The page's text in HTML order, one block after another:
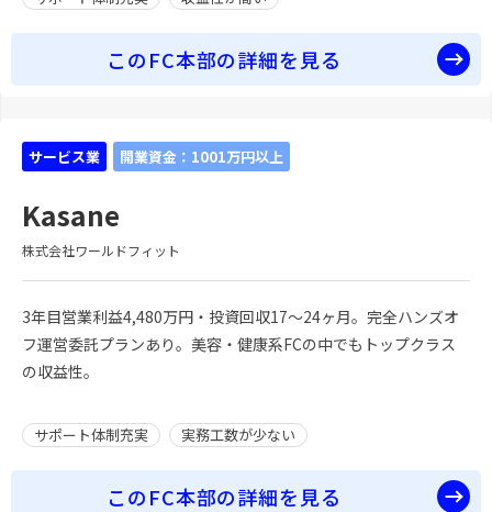
このFC本部の詳細を見る
サービス業 開業資金：1001万円以上
Kasane
株式会社ワールドフィット
3年目営業利益4,480万円・投資回収17〜24ヶ月。完全ハンズオ
フ運営委託プランあり。美容・健康系FCの中でもトップクラス
の収益性。
サポート体制充実 実務工数が少ない
このFC本部の詳細を見る